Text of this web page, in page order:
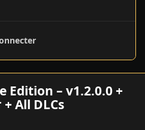
Edition – v1.2.0.0 +
All DLCs